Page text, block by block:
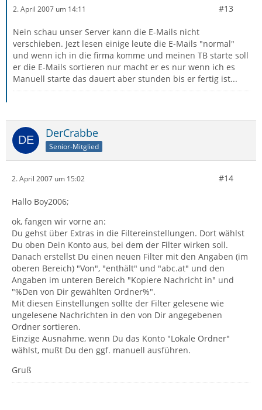
2. April 2007 um 14:11 #13
Nein schau unser Server kann die E-Mails nicht
verschieben. Jezt lesen einige leute die E-Mails "normal"
und wenn ich in die firma komme und meinen TB starte soll
er die E-Mails sortieren nur macht er es nur wenn ich es
Manuell starte das dauert aber stunden bis er fertig ist...
DerCrabbe
Senior-Mitglied
2. April 2007 um 15:02 #14
Hallo Boy2006;
ok, fangen wir vorne an:
Du gehst über Extras in die Filtereinstellungen. Dort wählst
Du oben Dein Konto aus, bei dem der Filter wirken soll.
Danach erstellst Du einen neuen Filter mit den Angaben (im
oberen Bereich) "Von", "enthält" und "abc.at" und den
Angaben im unteren Bereich "Kopiere Nachricht in" und
"%Den von Dir gewählten Ordner%".
Mit diesen Einstellungen sollte der Filter gelesene wie
ungelesene Nachrichten in den von Dir angegebenen
Ordner sortieren.
Einzige Ausnahme, wenn Du das Konto "Lokale Ordner"
wählst, mußt Du den ggf. manuell ausführen.
Gruß